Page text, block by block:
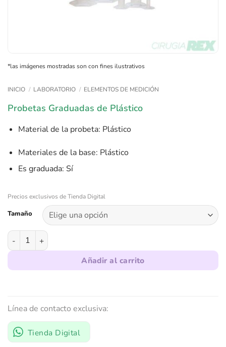
*las imágenes mostradas son con fines ilustrativos
INICIO / LABORATORIO / ELEMENTOS DE MEDICIÓN
Probetas Graduadas de Plástico
Material de la probeta: Plástico
Materiales de la base: Plástico
Es graduada: Sí
Precios exclusivos de Tienda Digital
Tamaño
Probetas Graduadas de Plástico cantidad
Añadir al carrito
Línea de contacto exclusiva:
Tienda Digital